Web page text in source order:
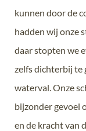
kunnen door de
hadden wij onze
daar stopten we
zelfs dichterbij te
waterval. Onze
bijzonder gevoel
en de kracht van